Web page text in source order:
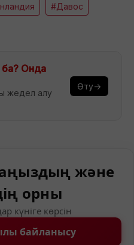
#Давос
Онда
жедел алу
Өту→
және
орны
күніге көрсін
байланысу